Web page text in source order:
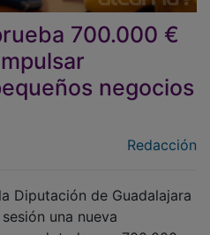
700.000 €
negocios
una nueva
dotada con 700.000